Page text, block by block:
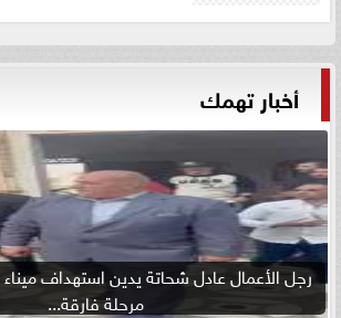
أخبار تهمك
رجل الأعمال عادل شحاتة يدين استهداف
مرحلة فارقة...